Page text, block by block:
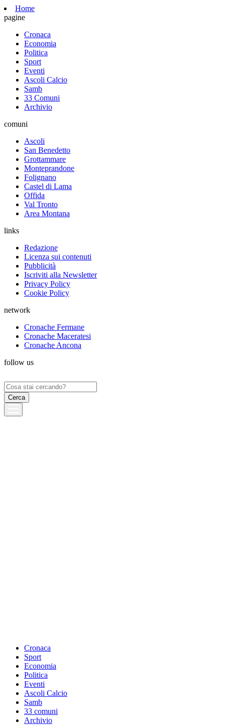
Home
pagine
Cronaca
Economia
Politica
Sport
Eventi
Ascoli Calcio
Samb
33 Comuni
Archivio
comuni
Ascoli
San Benedetto
Grottammare
Monteprandone
Folignano
Castel di Lama
Offida
Val Tronto
Area Montana
links
Redazione
Licenza sui contenuti
Pubblicità
Iscriviti alla Newsletter
Privacy Policy
Cookie Policy
network
Cronache Fermane
Cronache Maceratesi
Cronache Ancona
follow us
Ricerca
per:
Cronaca
Sport
Economia
Politica
Eventi
Ascoli Calcio
Samb
33 comuni
Archivio